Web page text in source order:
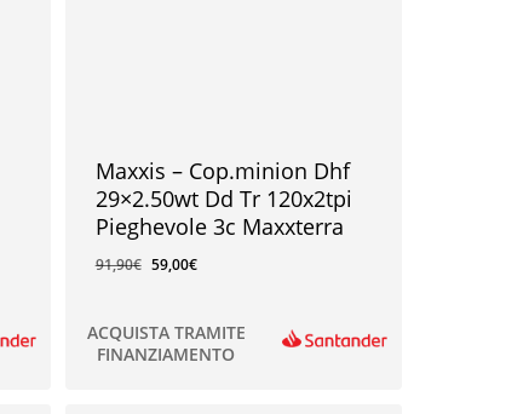
Maxxis – Cop.minion Dhf
29×2.50wt Dd Tr 120x2tpi
Pieghevole 3c Maxxterra
91,90€ 59,00€
59,00€
ACQUISTA TRAMITE
FINANZIAMENTO